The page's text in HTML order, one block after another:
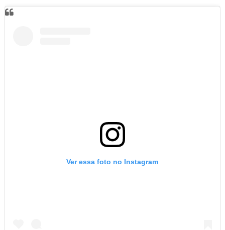
Ver essa foto no Instagram